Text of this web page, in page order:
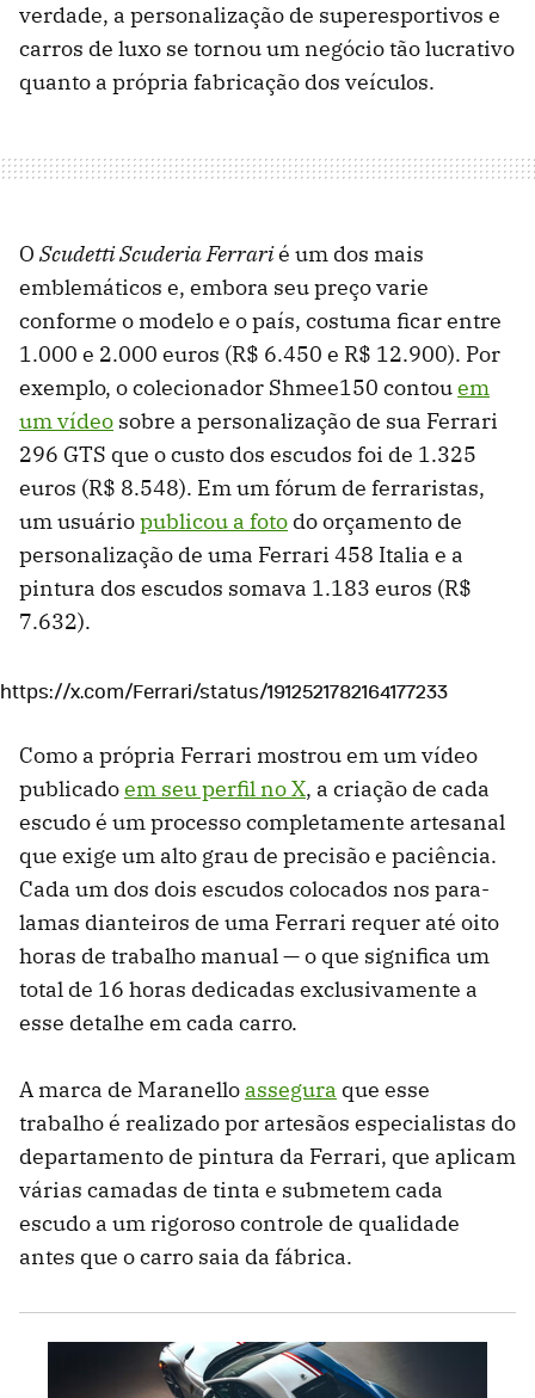
verdade, a personalização de superesportivos e
carros de luxo se tornou um negócio tão lucrativo
quanto a própria fabricação dos veículos.
O Scudetti Scuderia Ferrarié um dos mais
emblemáticos e, embora seu preço varie
conforme o modelo e o país, costuma ficar entre
1.000 e 2.000 euros (R$ 6.450 e R$ 12.900). Por
exemplo, o colecionador Shmee150 contouem
um vídeo sobre a personalização de sua Ferrari
296 GTS que o custo dos escudos foi de 1.325
euros (R$ 8.548). Em um fórum de ferraristas,
um usuáriopublicou a foto do orçamento de
personalização de uma Ferrari 458 Italia e a
pintura dos escudos somava 1.183 euros (R$
7.632).
https://x.com/Ferrari/status/1912521782164177233
Como a própria Ferrari mostrou em um vídeo
publicadoem seu perfil no X, a criação de cada
escudo é um processo completamente artesanal
que exige um alto grau de precisão e paciência.
Cada um dos dois escudos colocados nos para-
lamas dianteiros de uma Ferrari requer até oito
horas de trabalho manual — o que significa um
total de 16 horas dedicadas exclusivamente a
esse detalhe em cada carro.
A marca de Maranello assegura que esse
trabalho é realizado por artesãos especialistas do
departamento de pintura da Ferrari, que aplicam
várias camadas de tinta e submetem cada
escudo a um rigoroso controle de qualidade
antes que o carro saia da fábrica.